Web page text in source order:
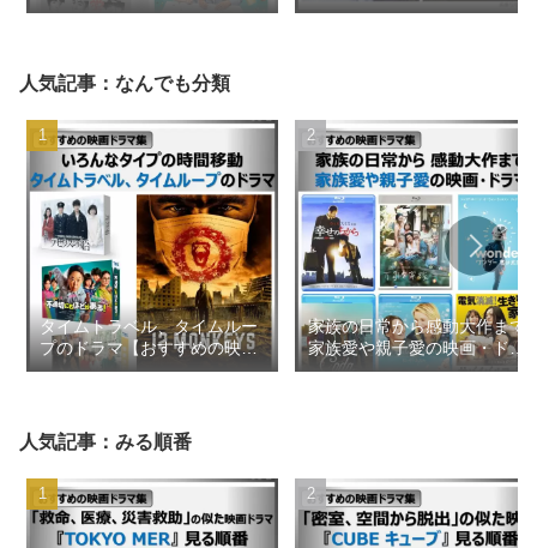
2026年8月更新【おすすめの
2026年1月【おすすめの映画
人気記事：なんでも分類
タイムトラベル、タイムルー
プのドラマ【おすすめの映画
ドラマ集】
家族の日常から感動大作まで
家族愛や親子愛の映画・ドラ
マ【おすすめの映画ドラマ
人気記事：みる順番